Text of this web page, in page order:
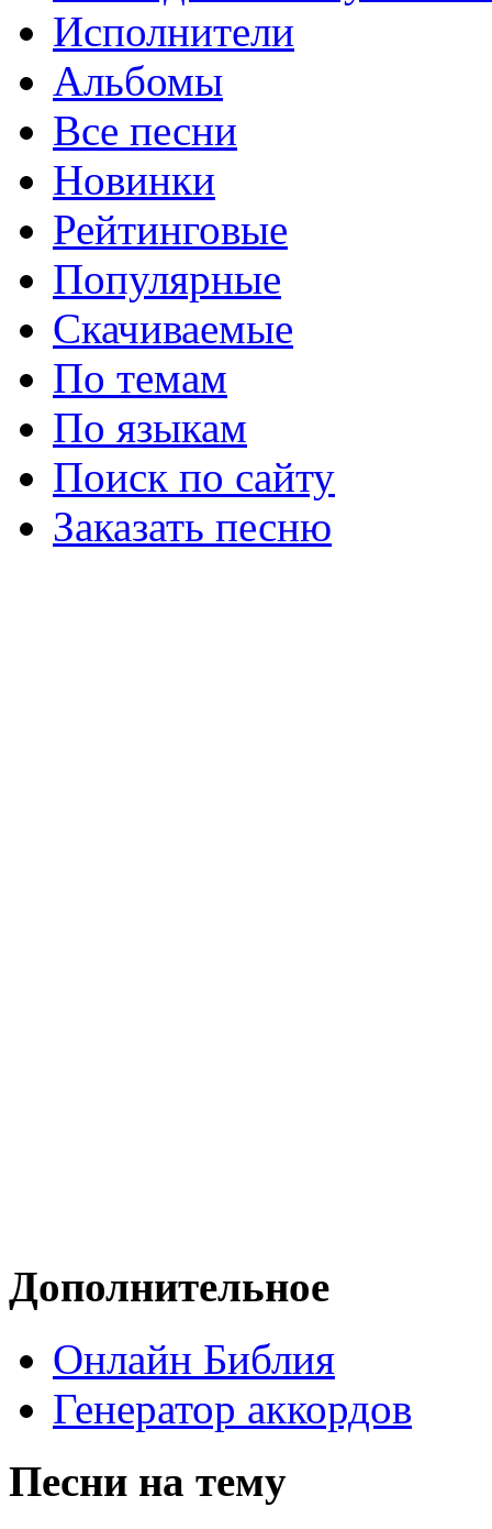
Исполнители
Альбомы
Все песни
Новинки
Рейтинговые
Популярные
Скачиваемые
По темам
По языкам
Поиск по сайту
Заказать песню
Дополнительное
Онлайн Библия
Генератор аккордов
Песни на тему